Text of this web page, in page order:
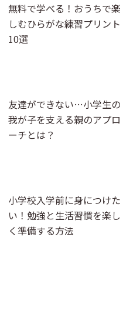
無料で学べる！おうちで楽
しむひらがな練習プリント
10選
友達ができない…小学生の
我が子を支える親のアプロ
ーチとは？
小学校入学前に身につけた
い！勉強と生活習慣を楽し
く準備する方法